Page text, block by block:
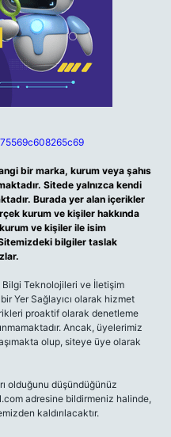
bir marka, kurum veya şahıs
Sitede yalnızca kendi
Burada yer alan içerikler
kurum ve kişiler hakkında
ve kişiler ile isim
bilgiler taslak
Bilgi Teknolojileri ve İletişim
Yer Sağlayıcı olarak hizmet
proaktif olarak denetleme
Ancak, üyelerimiz
olup, siteye üye olarak
olduğunu düşündüğünüz
adresine bildirmeniz halinde,
kaldırılacaktır.